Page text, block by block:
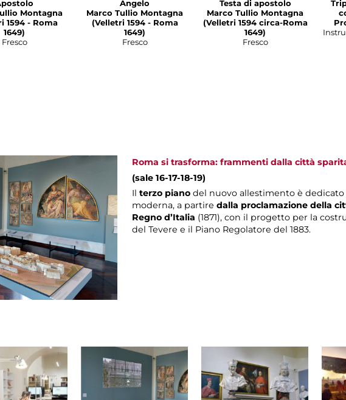
Montagna
- Roma
1649)
Fresco
Angelo
Marco Tullio Montagna
(Velletri 1594 - Roma
1649)
Fresco
Testa di apostolo
Marco Tullio Montagna
(Velletri 1594 circa-Roma
1649)
Fresco
Roma si trasforma: frammenti dalla città
(sale 16-17-18-19)
Ilterzo piano del nuovo allestimento è dedicato
moderna, a partiredalla proclamazione della
Regno d’Italia (1871), con il progetto per la
del Tevere e il Piano Regolatore del 1883.